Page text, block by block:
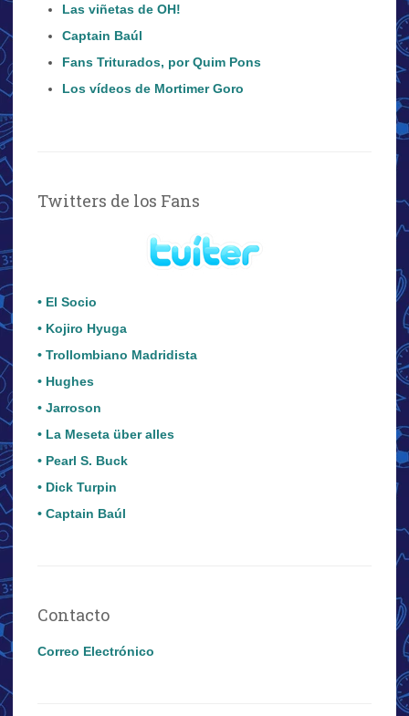
Las viñetas de OH!
Captain Baúl
Fans Triturados, por Quim Pons
Los vídeos de Mortimer Goro
Twitters de los Fans
• El Socio
• Kojiro Hyuga
• Trollombiano Madridista
• Hughes
• Jarroson
• La Meseta über alles
• Pearl S. Buck
• Dick Turpin
• Captain Baúl
Contacto
Correo Electrónico